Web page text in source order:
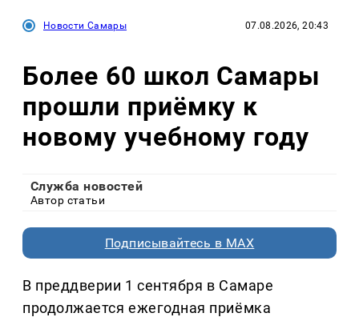
Новости Самары 07.08.2026, 20:43
Более 60 школ Самары
прошли приёмку к
новому учебному году
Служба новостей
Автор статьи
Подписывайтесь в MAX
В преддверии 1 сентября в Самаре
продолжается ежегодная приёмка